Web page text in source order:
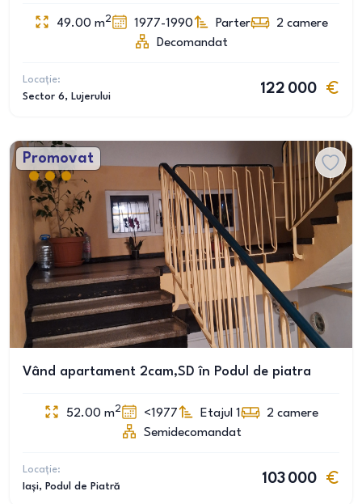
49.00 m2 1977-1990 Parter 2 camere
Decomandat
Locație:
Sector 6, Lujerului
122 000
Promovat
Vând apartament 2cam,SD în Podul de piatra
52.00 m2 <1977 Etajul 1 2 camere
Semidecomandat
Locație:
Iași, Podul de Piatră
103 000